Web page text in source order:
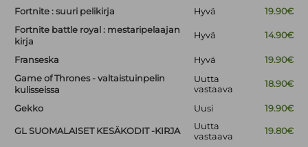
Fortnite : suuri pelikirja Hyvä
19.90€
Fortnite battle royal : mestaripelaajan
kirja
Hyvä 14.90€
Franseska Hyvä
19.90€
Game of Thrones - valtaistuinpelin
kulisseissa
Uutta
vastaava
18.90€
Gekko Uusi 19.90€
GL SUOMALAISET KESÄKODIT -KIRJA
Uutta
vastaava
19.80€